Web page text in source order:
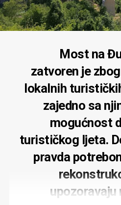
Most na
zatvoren je
lokalnih
zajedno sa
mogućnost
turističkog ljeta.
pravda
upozoravaju